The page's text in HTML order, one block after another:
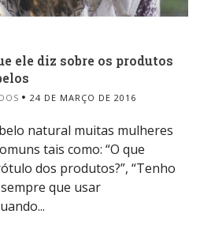
ele diz sobre os produtos
24 DE MARÇO DE 2016
natural muitas mulheres
tais como: “O que
dos produtos?”, “Tenho
que usar